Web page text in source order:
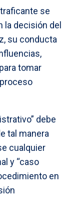
se
la decisión del
su conducta
tomar
debe
tal manera
cualquier
y “caso
en